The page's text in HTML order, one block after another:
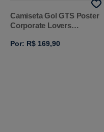
Camiseta Gol GTS Poster
Corporate Lovers
Por: R$ 169,90